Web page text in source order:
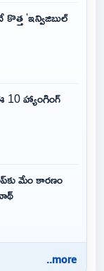
'ఇన్విజిబుల్
10 హ్యాంగింగ్
మేం కారణం
..more